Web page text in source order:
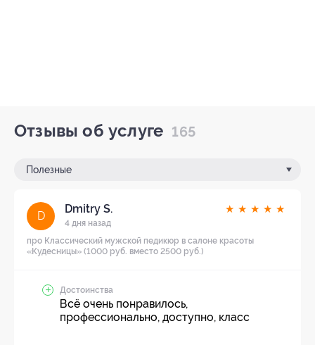
Отзывы об услуге 165
Полезные
D
Dmitry S.
4 дня назад
★ ★ ★ ★ ★
про Классический мужской педикюр в салоне красоты
«Кудесницы» (1000 руб. вместо 2500 руб.)
Достоинства
Всё очень понравилось,
профессионально, доступно, класс